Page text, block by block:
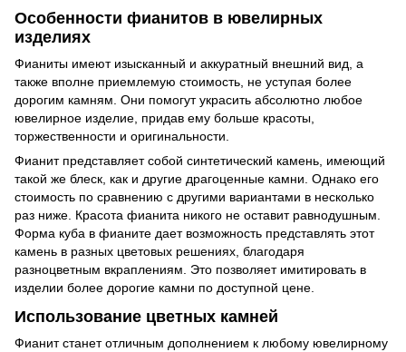
Особенности фианитов в ювелирных
изделиях
Фианиты имеют изысканный и аккуратный внешний вид, а
также вполне приемлемую стоимость, не уступая более
дорогим камням. Они помогут украсить абсолютно любое
ювелирное изделие, придав ему больше красоты,
торжественности и оригинальности.
Фианит представляет собой синтетический камень, имеющий
такой же блеск, как и другие драгоценные камни. Однако его
стоимость по сравнению с другими вариантами в несколько
раз ниже. Красота фианита никого не оставит равнодушным.
Форма куба в фианите дает возможность представлять этот
камень в разных цветовых решениях, благодаря
разноцветным вкраплениям. Это позволяет имитировать в
изделии более дорогие камни по доступной цене.
Использование цветных камней
Фианит станет отличным дополнением к любому ювелирному